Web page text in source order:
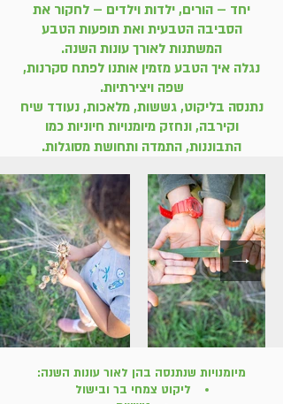
יחד – הורים, ילדות וילדים – לחקור את
הסביבה הטבעית ואת תופעות הטבע
המשתנות לאורך עונות השנה.
נגלה איך הטבע מזמין אותנו לפתח סקרנות,
שפה ויצירתיות.
נתנסה בליקוט, גששות, מלאכות, נעודד שיח
וקירבה, ונחזק מיומנויות חיוניות כמו
התבוננות, התמדה ותחושת מסוגלות.
מיומנויות שנתנסה בהן לאור עונות השנה:
ליקוט צמחי בר ובישול